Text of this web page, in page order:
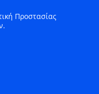
Προστασίας